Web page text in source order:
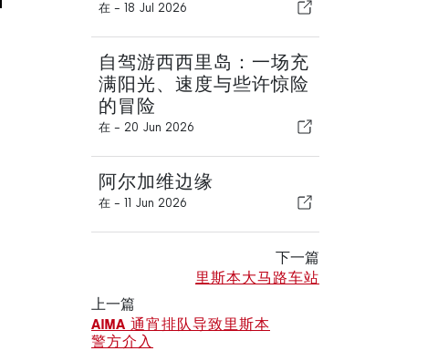
在 - 18 Jul 2026
自驾游西西里岛：一场充
满阳光、速度与些许惊险
的冒险
在 - 20 Jun 2026
阿尔加维边缘
在 - 11 Jun 2026
下一篇
里斯本大马路车站
上一篇
AIMA 通宵排队导致里斯本
警方介入